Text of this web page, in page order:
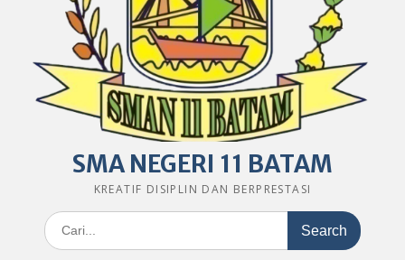
SMA NEGERI 11 BATAM
KREATIF DISIPLIN DAN BERPRESTASI
Search
for: